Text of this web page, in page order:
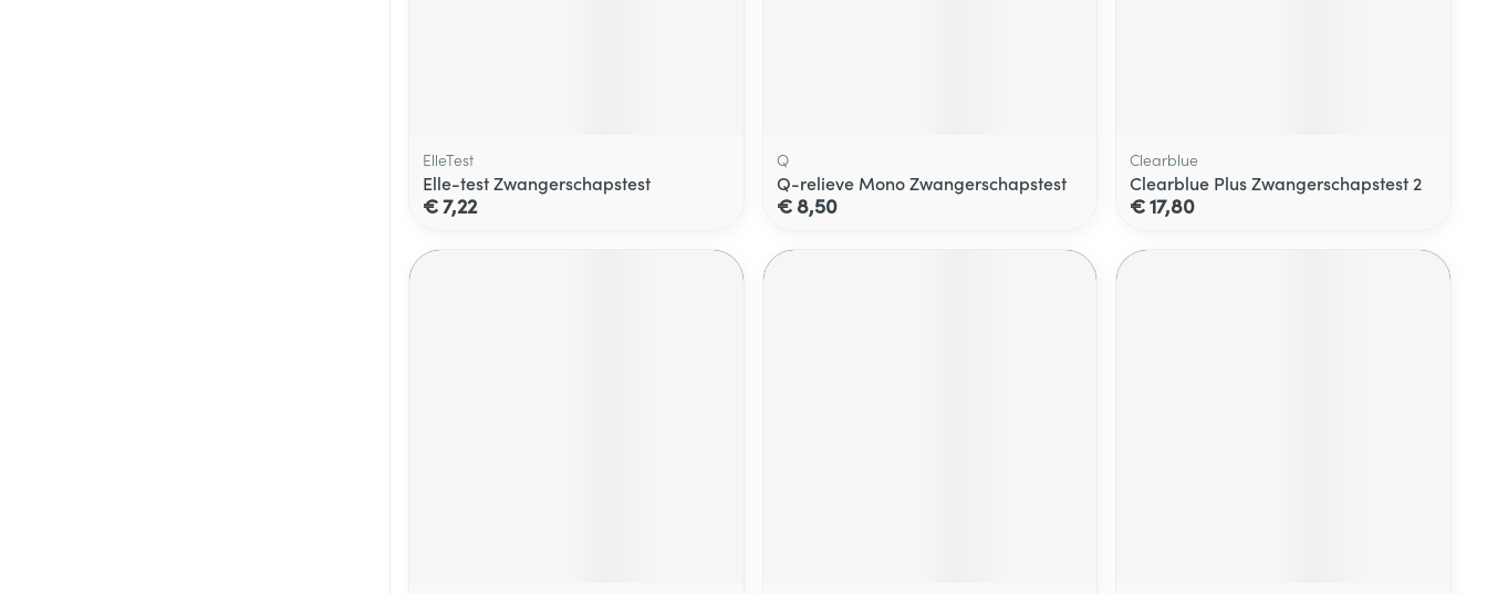
ElleTest
Elle-test Zwangerschapstest
€ 7,22
Q
Q-relieve Mono Zwangerschapstest
€ 8,50
Clearblue
Clearblue Plus Zwangerschapstest 2
€ 17,80